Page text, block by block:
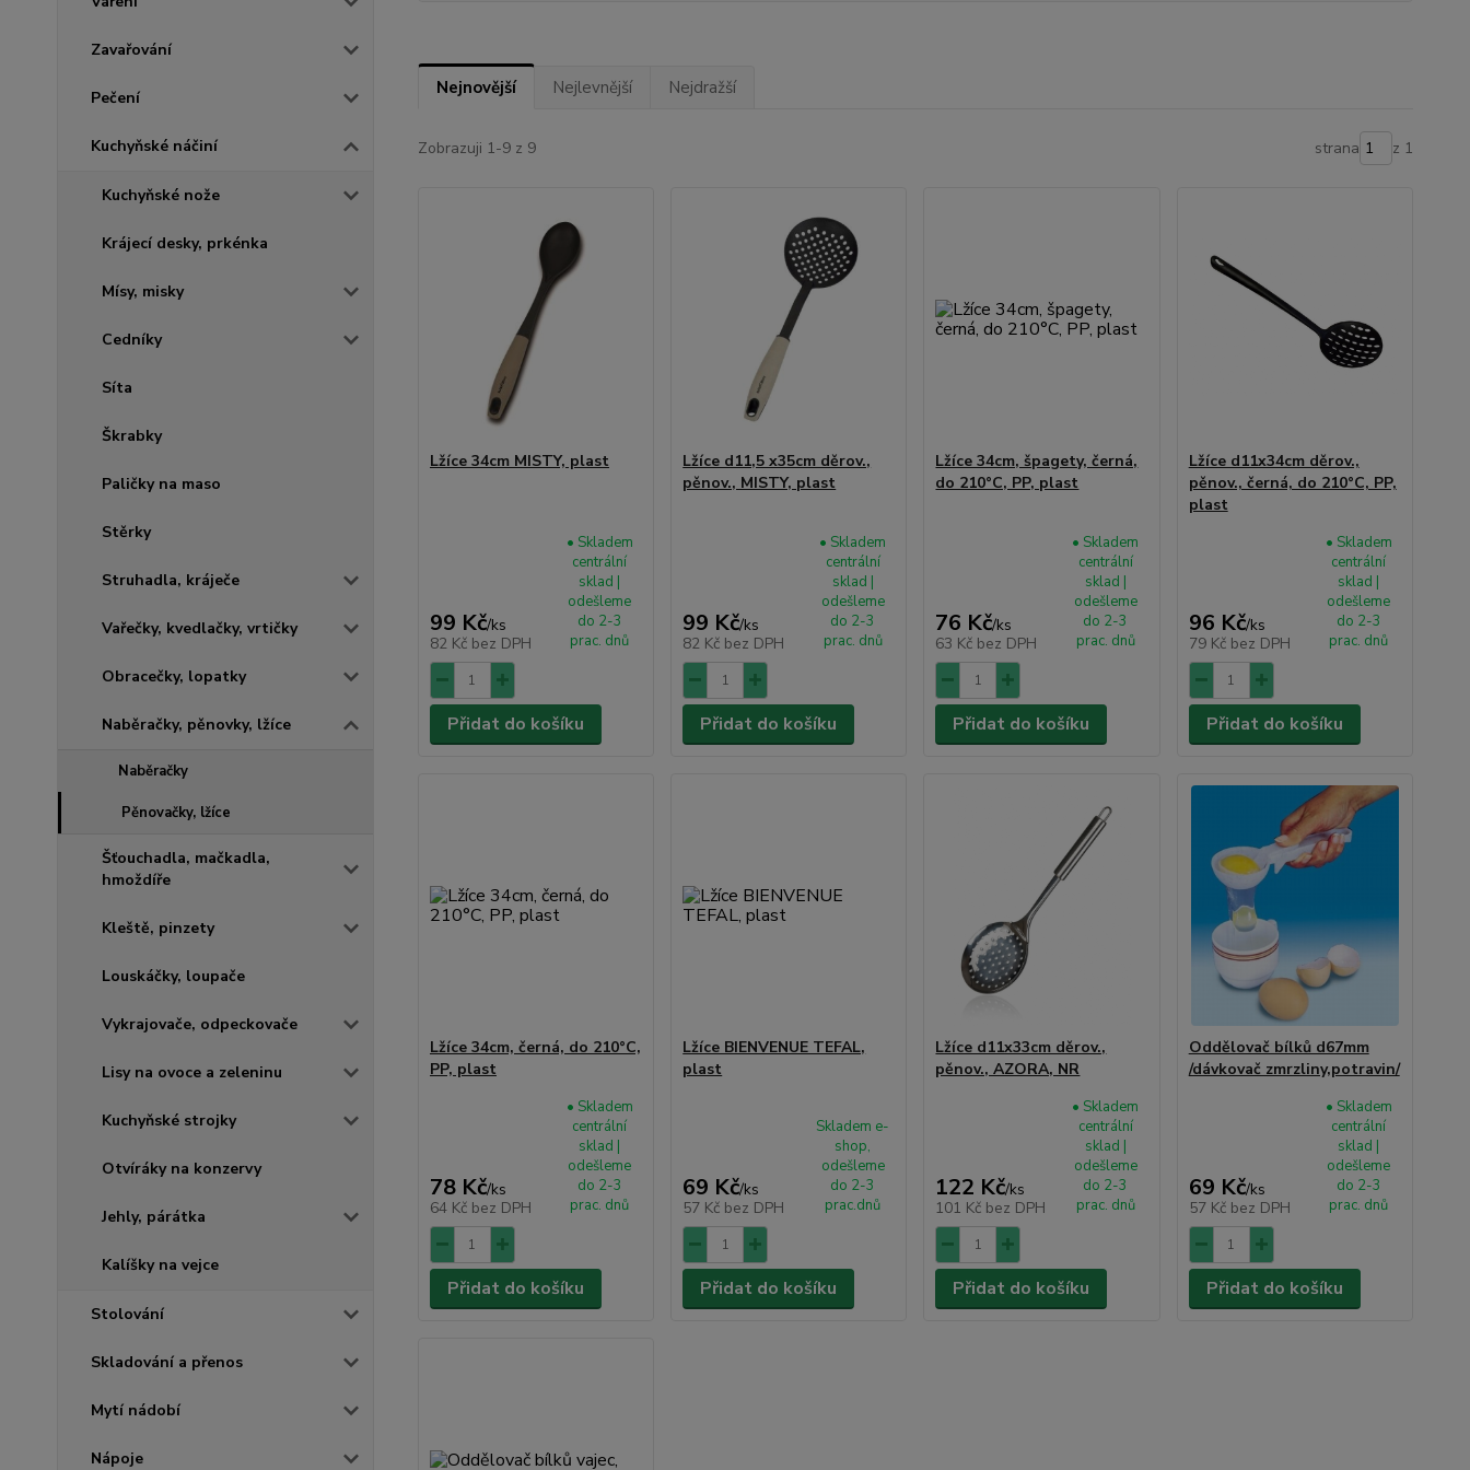
Zavařování
Pečení
Kuchyňské náčiní
Kuchyňské nože
Krájecí desky, prkénka
Mísy, misky
Cedníky
Síta
Škrabky
Paličky na maso
Stěrky
Struhadla, kráječe
Vařečky, kvedlačky, vrtičky
Obracečky, lopatky
Naběračky, pěnovky, lžíce
Naběračky
Pěnovačky, lžíce
Šťouchadla, mačkadla,
hmoždíře
Kleště, pinzety
Louskáčky, loupače
Vykrajovače, odpeckovače
Lisy na ovoce a zeleninu
Kuchyňské strojky
Otvíráky na konzervy
Jehly, párátka
Kalíšky na vejce
Stolování
Skladování a přenos
Mytí nádobí
Nápoje
Nejnovější Nejlevnější Nejdražší
Zobrazuji 1-9 z 9 strana z 1
Lžíce 34cm MISTY, plast
99 Kč/ks
82 Kč bez DPH
• Skladem
centrální
sklad |
odešleme
do 2-3
prac. dnů
Přidat do košíku
Lžíce d11,5 x35cm děrov.,
pěnov., MISTY, plast
99 Kč/ks
82 Kč bez DPH
• Skladem
centrální
sklad |
odešleme
do 2-3
prac. dnů
Přidat do košíku
Lžíce 34cm, špagety, černá,
do 210°C, PP, plast
76 Kč/ks
63 Kč bez DPH
• Skladem
centrální
sklad |
odešleme
do 2-3
prac. dnů
Přidat do košíku
Lžíce d11x34cm děrov.,
pěnov., černá, do 210°C, PP,
plast
96 Kč/ks
79 Kč bez DPH
• Skladem
centrální
sklad |
odešleme
do 2-3
prac. dnů
Přidat do košíku
Lžíce 34cm, černá, do 210°C,
PP, plast
78 Kč/ks
64 Kč bez DPH
• Skladem
centrální
sklad |
odešleme
do 2-3
prac. dnů
Přidat do košíku
Lžíce BIENVENUE TEFAL,
plast
69 Kč/ks
57 Kč bez DPH
Skladem e-
shop,
odešleme
do 2-3
prac.dnů
Přidat do košíku
Lžíce d11x33cm děrov.,
pěnov., AZORA, NR
122 Kč/ks
101 Kč bez DPH
• Skladem
centrální
sklad |
odešleme
do 2-3
prac. dnů
Přidat do košíku
Oddělovač bílků d67mm
/dávkovač zmrzliny,potravin/
69 Kč/ks
57 Kč bez DPH
• Skladem
centrální
sklad |
odešleme
do 2-3
prac. dnů
Přidat do košíku